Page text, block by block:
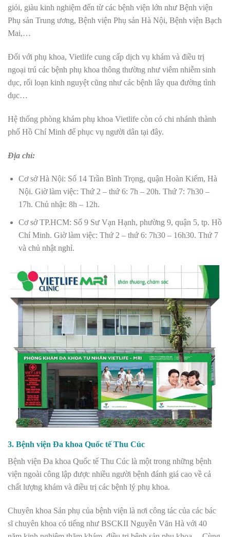
giỏi, giàu kinh nghiệm đến từ các bệnh viện lớn như Bệnh viện
Phụ sản Trung ương, Bệnh viện Phụ sản Hà Nội, Bệnh viện Bạch
Mai,…
Đối với phụ khoa, Vietlife cung cấp dịch vụ khám và điều trị
ngoại trú các bệnh phụ khoa thông thường như viêm nhiễm sinh
dục, rối loạn kinh nguyệt cũng như các bệnh lây qua đường tình
dục…
Hệ thống phòng khám phụ khoa Vietlife còn có chi nhánh thành
phố Hồ Chí Minh để phục vụ người dân tại đây.
Địa chỉ:
Cơ sở Hà Nội: Số 14 Trần Bình Trọng, quận Hoàn Kiếm, Hà
Nội. Giờ làm việc: Thứ 2 – thứ 6: 7h – 20h. Thứ 7: 7h30 –
17h. Chủ nhật: 8h – 12h.
Cơ sở TP.HCM: Số 9 Sư Vạn Hạnh, phường 9, quận 5, tp. Hồ
Chí Minh. Giờ làm việc: Thứ 2 – thứ 6: 7h30 – 16h30. Thứ 7
và chủ nhật nghỉ.
3. Bệnh viện Đa khoa Quốc tế Thu Cúc
Bệnh viện Đa khoa Quốc tế Thu Cúc là một trong những bệnh
viện ngoài công lập được nhiều người bệnh đánh giá cao về cả
chất lượng khám và điều trị các bệnh lý phụ khoa.
Chuyên khoa Sản phụ của bệnh viện là nơi công tác của các bác
sĩ chuyên khoa có tiếng như BSCKII Nguyễn Văn Hà với 40